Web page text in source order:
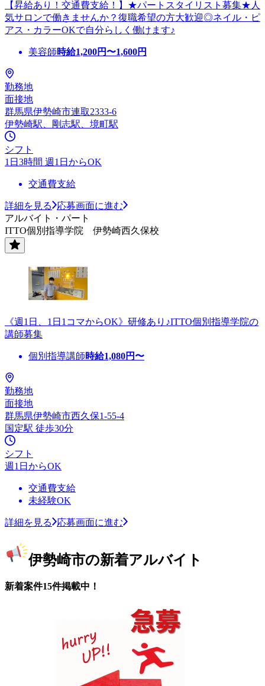
【昇給あり！交通費支給！】★パートスタイリスト募集★人
気サロンで働きませんか？復職希望の方大歓迎◎ネイル・ピ
アス・カラーOKで自分らしく働けます♪
美容師時給1,200円〜1,600円
勤務地
面接地
群馬県伊勢崎市連取2333-6
伊勢崎駅、剛志駅、境町駅
シフト
1日3時間 週1日からOK
交通費支給
詳細を見る
応募画面に進む
アルバイト・パート
ITTO個別指導学院 伊勢崎西久保校
《週1日、1日1コマからOK》研修あり♪ITTO個別指導学院の
講師募集
個別指導講師時給1,080円〜
勤務地
面接地
群馬県伊勢崎市西久保1-55-4
国定駅 徒歩30分
シフト
週1日からOK
交通費支給
未経験OK
詳細を見る 応募画面に進む
伊勢崎市の新着アルバイト
新着案件15件掲載中！